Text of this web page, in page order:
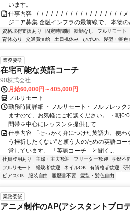
います。
仕事内容 _/_/_/_/_/_/_/_/_/_/_/_/_/_/_/_/_/_/
ジニア募集 金融インフラの最前線で、 本物
資格取得支援あり 固定時間制 転勤なし フルリモート
育休あり
交通費支給 土日祝休み ひげOK 髪型・髪色
業務委託
在宅可能な英語コーチ
90株式会社
月給60,000円～405,000円
フルリモート
勤務時間詳細 ・フルリモート・フルフレッ
ますので、お気軽にご相談ください。 ・朝
間帯を中心にレッスンを提供して...
仕事内容 「せっかく身につけた英語力、使わ
う挫折したくない”と願う人のための英語コ
営しています。 「英語コーチ」と聞く...
社員登用あり 主婦・主夫歓迎 フリーター歓迎 学歴不
フルリモート
経験者歓迎 ネイルOK 有資格者歓迎 研
ピアスOK
服装自由 履歴書不要 髪型・髪色自由
業務委託
アニメ制作のAP(アシスタントプロ